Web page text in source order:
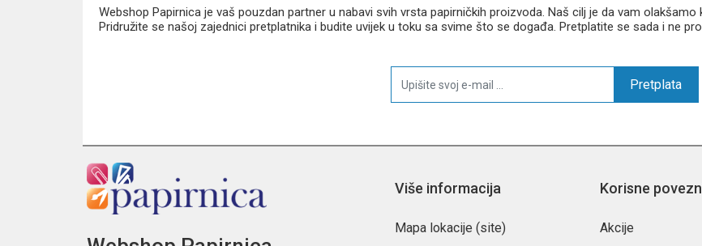
Webshop Papirnica je vaš pouzdan partner u nabavi svih vrsta papirničkih proizvoda. Naš cilj je da vam
Pridružite se našoj zajednici pretplatnika i budite uvijek u toku sa svime što se događa. Pretplatite se sada i ne
Pretplata
Više informacija
Mapa lokacije (site)
Korisne
Akcije